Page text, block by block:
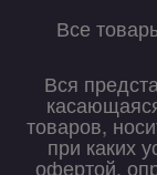
Все
Вся
товаров,
при каких
офертой,